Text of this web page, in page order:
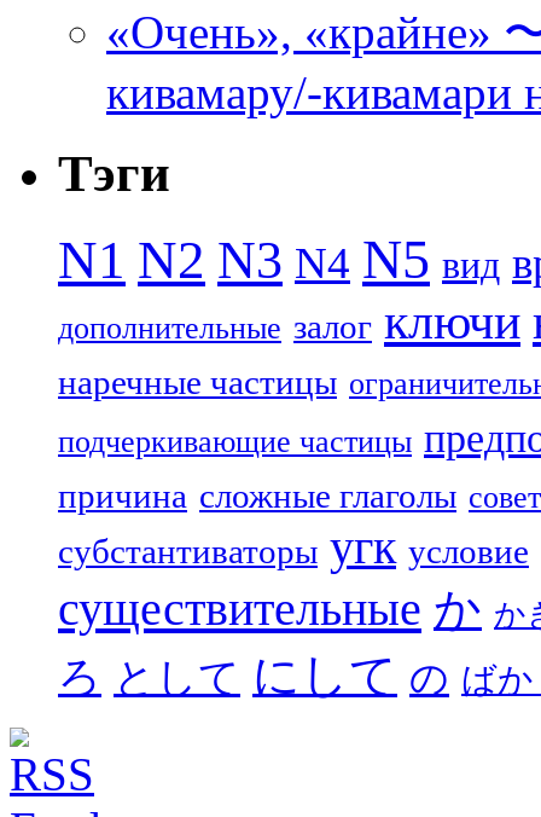
«Очень», «крайне»
кивамару/-кивамари
Тэги
N1 N2 N3 N4 N5 вид
дополнительные залог ключи
наречные частицы
подчеркивающие частицы
причина сложные глаголы совет
субстантиваторы угк условие
существительные か か
ろ として にして の ば